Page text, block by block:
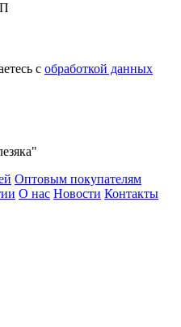
с обработкой данных
Оптовым покупателям
О нас Новости Контакты